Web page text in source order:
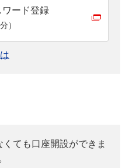
ラップの評価金額
）
ンドラップの新規契約に
ワード登録
）
ても口座開設ができま